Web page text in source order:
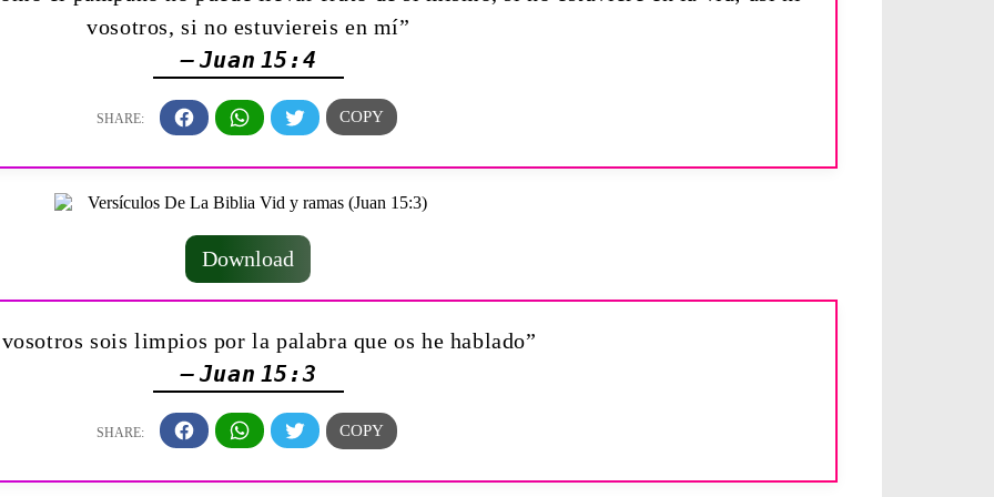
vosotros, si no estuviereis en mí”
— Juan 15:4
Download
sois limpios por la palabra que os he hablado”
— Juan 15:3